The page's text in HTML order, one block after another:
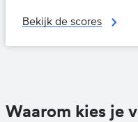
Bekijk de scores
Waarom kies je